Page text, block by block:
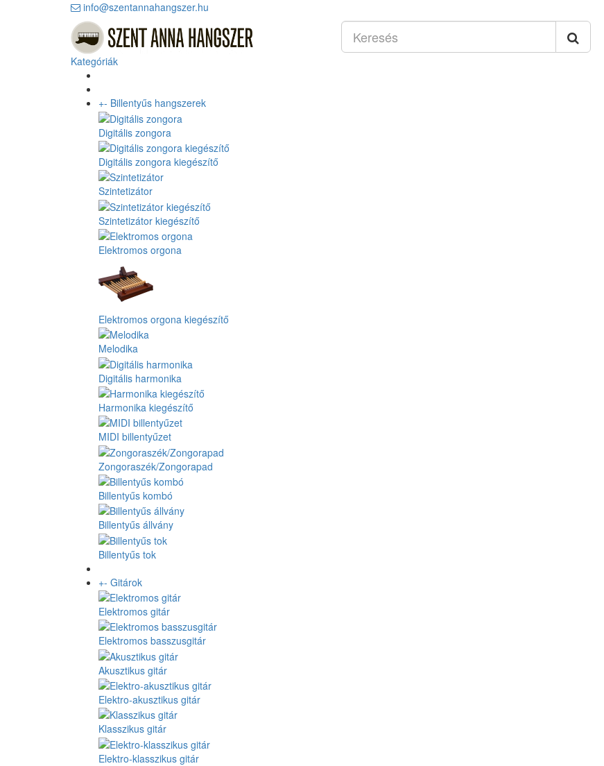
info@szentannahangszer.hu
Kategóriák
+- Billentyűs hangszerek
Digitális zongora
Digitális zongora kiegészítő
Szintetizátor
Szintetizátor kiegészítő
Elektromos orgona
Elektromos orgona kiegészítő
Melodika
Digitális harmonika
Harmonika kiegészítő
MIDI billentyűzet
Zongoraszék/Zongorapad
Billentyűs kombó
Billentyűs állvány
Billentyűs tok
+- Gitárok
Elektromos gitár
Elektromos basszusgitár
Akusztikus gitár
Elektro-akusztikus gitár
Klasszikus gitár
Elektro-klasszikus gitár